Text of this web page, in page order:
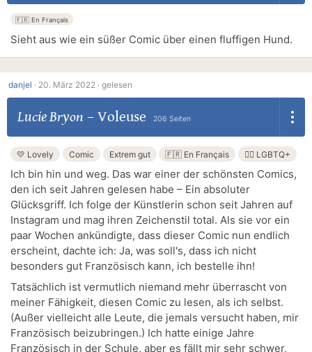
🇫🇷 En Français
Sieht aus wie ein süßer Comic über einen fluffigen Hund.
danjel · 20. März 2022 · gelesen
Lucie Bryon – Voleuse 206 Seiten
💛 Lovely Comic Extrem gut 🇫🇷 En Français 🏳️‍🌈 LGBTQ+
Ich bin hin und weg. Das war einer der schönsten Comics,
den ich seit Jahren gelesen habe – Ein absoluter
Glücksgriff. Ich folge der Künstlerin schon seit Jahren auf
Instagram und mag ihren Zeichenstil total. Als sie vor ein
paar Wochen ankündigte, dass dieser Comic nun endlich
erscheint, dachte ich: Ja, was soll's, dass ich nicht
besonders gut Französisch kann, ich bestelle ihn!
Tatsächlich ist vermutlich niemand mehr überrascht von
meiner Fähigkeit, diesen Comic zu lesen, als ich selbst.
(Außer vielleicht alle Leute, die jemals versucht haben, mir
Französisch beizubringen.) Ich hatte einige Jahre
Französisch in der Schule, aber es fällt mir sehr schwer,